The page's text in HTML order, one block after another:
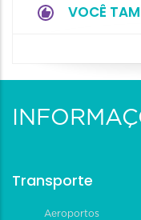
VOCÊ
Transporte
Aeroportos